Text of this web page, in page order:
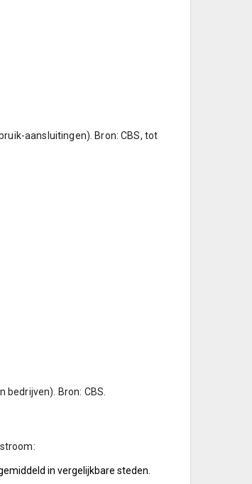
aansluitingen). Bron: CBS, tot
Bron: CBS.
in vergelijkbare steden.